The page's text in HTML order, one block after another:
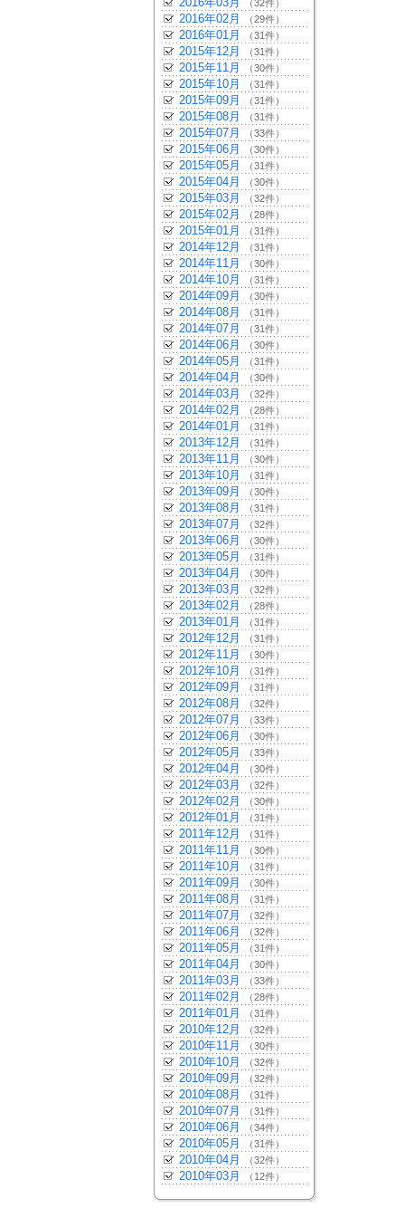
（32件）
2016年02月 （29件）
2016年01月 （31件）
2015年12月 （31件）
2015年11月 （30件）
2015年10月 （31件）
2015年09月 （31件）
2015年08月 （31件）
2015年07月 （33件）
2015年06月 （30件）
2015年05月 （31件）
2015年04月 （30件）
2015年03月 （32件）
2015年02月 （28件）
2015年01月 （31件）
2014年12月 （31件）
2014年11月 （30件）
2014年10月 （31件）
2014年09月 （30件）
2014年08月 （31件）
2014年07月 （31件）
2014年06月 （30件）
2014年05月 （31件）
2014年04月 （30件）
2014年03月 （32件）
2014年02月 （28件）
2014年01月 （31件）
2013年12月 （31件）
2013年11月 （30件）
2013年10月 （31件）
2013年09月 （30件）
2013年08月 （31件）
2013年07月 （32件）
2013年06月 （30件）
2013年05月 （31件）
2013年04月 （30件）
2013年03月 （32件）
2013年02月 （28件）
2013年01月 （31件）
2012年12月 （31件）
2012年11月 （30件）
2012年10月 （31件）
2012年09月 （31件）
2012年08月 （32件）
2012年07月 （33件）
2012年06月 （30件）
2012年05月 （33件）
2012年04月 （30件）
2012年03月 （32件）
2012年02月 （30件）
2012年01月 （31件）
2011年12月 （31件）
2011年11月 （30件）
2011年10月 （31件）
2011年09月 （30件）
2011年08月 （31件）
2011年07月 （32件）
2011年06月 （32件）
2011年05月 （31件）
2011年04月 （30件）
2011年03月 （33件）
2011年02月 （28件）
2011年01月 （31件）
2010年12月 （32件）
2010年11月 （30件）
2010年10月 （32件）
2010年09月 （32件）
2010年08月 （31件）
2010年07月 （31件）
2010年06月 （34件）
2010年05月 （31件）
2010年04月 （32件）
2010年03月 （12件）